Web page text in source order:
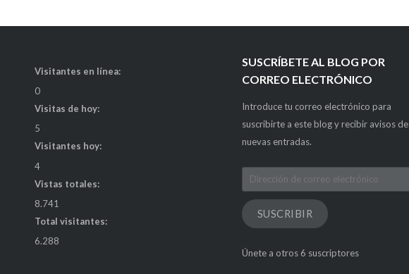
Visitantes en línea:
0
Visitas de hoy:
5
Visitantes hoy:
4
Vistas totales:
8.741
Total visitantes:
6.288
SUSCRÍBETE AL BLOG POR
CORREO ELECTRÓNICO
Introduce tu correo electrónico para
suscribirte a este blog y recibir avisos de
nuevas entradas.
Dirección
de
correo
electrónico
SUSCRIBIR
Únete a otros 6 suscriptores